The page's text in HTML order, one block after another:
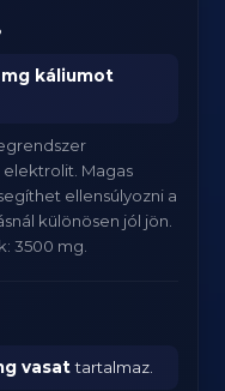
káliumot
Magas
ellensúlyozni a
különösen jól jön.
3500 mg.
vasattartalmaz.